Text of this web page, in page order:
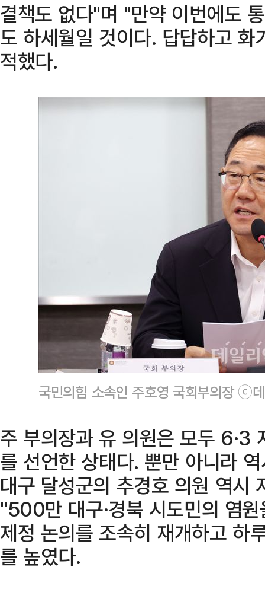
결책도 없다"며 "만약 이번에도
도 하세월일 것이다. 답답하고
적했다.
국민의힘 소속인 주호영 국회부의장 ⓒ
주 부의장과 유 의원은 모두 6·3
를 선언한 상태다. 뿐만 아니라
대구 달성군의 추경호 의원 역시
"500만 대구·경북 시도민의 염
제정 논의를 조속히 재개하고 하
를 높였다.